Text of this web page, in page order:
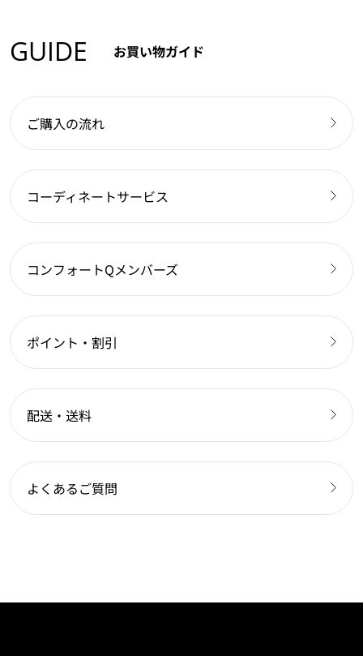
GUIDE お買い物ガイド
ご購入の流れ
コーディネートサービス
コンフォートQメンバーズ
ポイント・割引
配送・送料
よくあるご質問